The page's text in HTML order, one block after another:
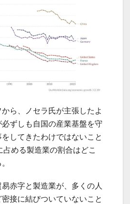
ら、ノセラ氏が主張したよ
ずしも自国の産業基盤を守
してきたわけではないこと
占める製造業の割合はどこ
赤字と製造業が、多くの人
接に結びついていないこと